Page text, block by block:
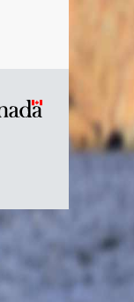
Symbole
Canada